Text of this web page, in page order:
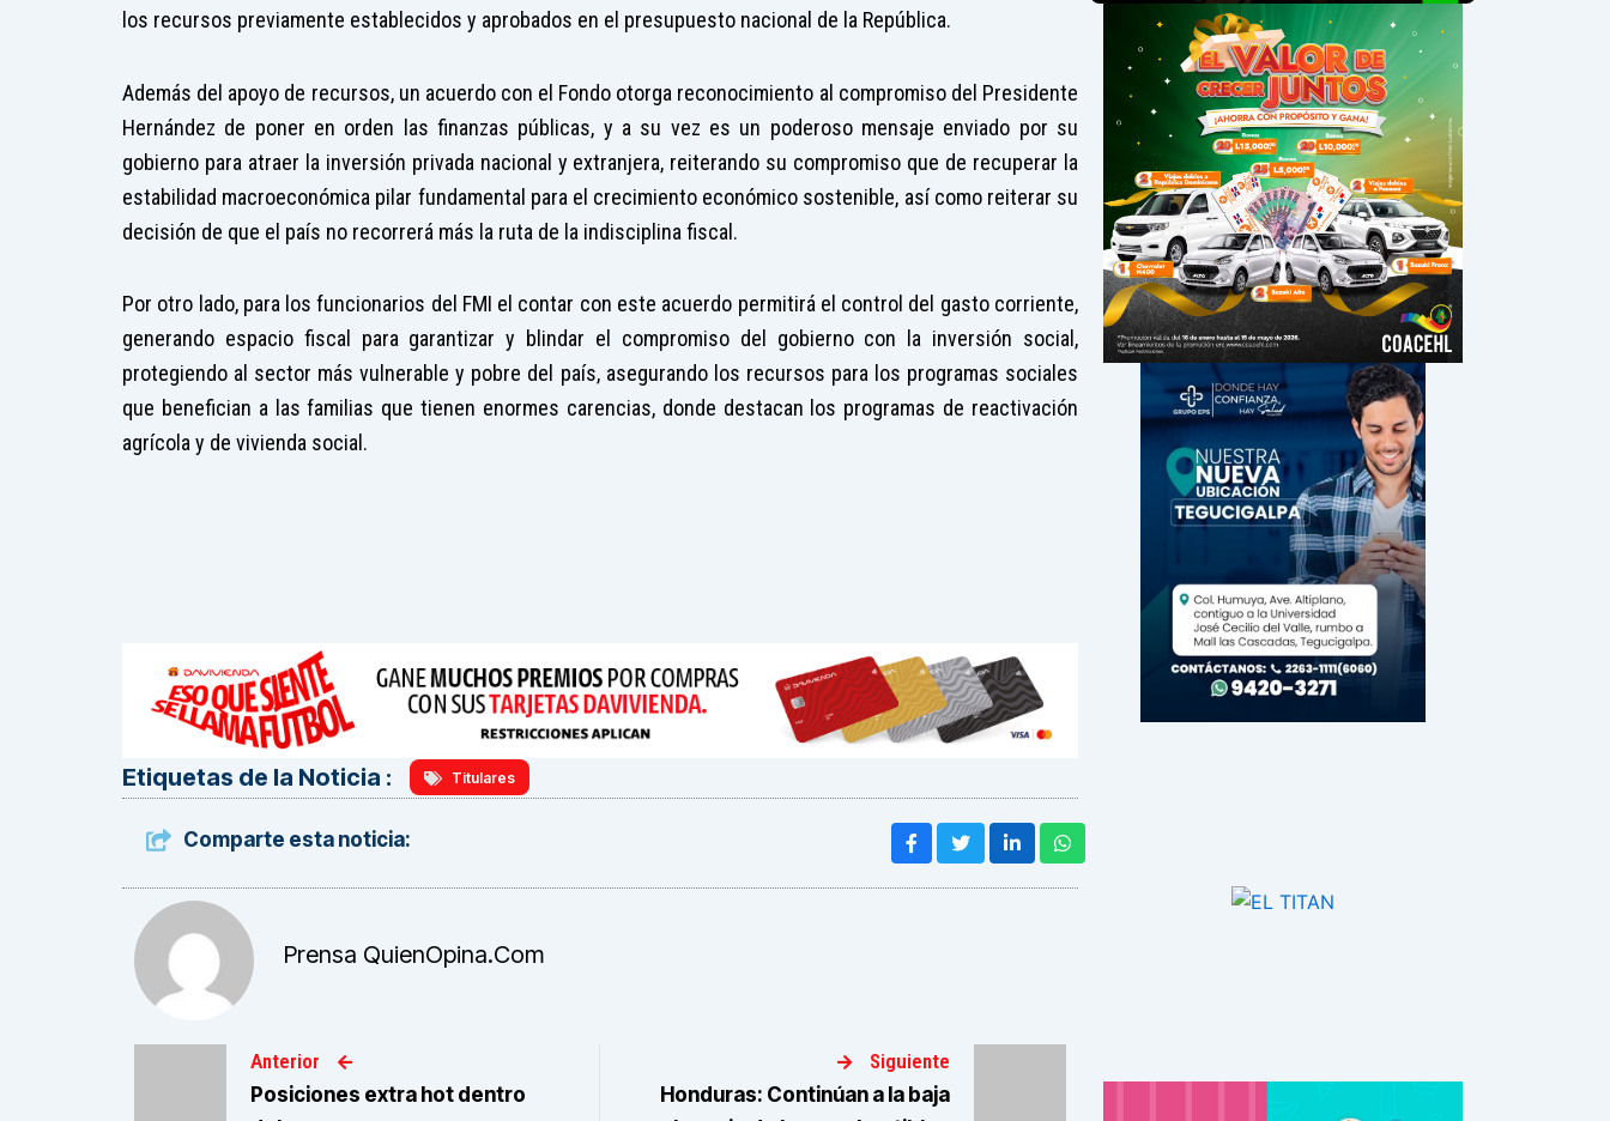
los recursos previamente establecidos y aprobados en el presupuesto nacional de la República.
Además del apoyo de recursos, un acuerdo con el Fondo otorga reconocimiento al compromiso del Presidente
Hernández de poner en orden las finanzas públicas, y a su vez es un poderoso mensaje enviado por su
gobierno para atraer la inversión privada nacional y extranjera, reiterando su compromiso que de recuperar la
estabilidad macroeconómica pilar fundamental para el crecimiento económico sostenible, así como reiterar su
decisión de que el país no recorrerá más la ruta de la indisciplina fiscal.
Por otro lado, para los funcionarios del FMI el contar con este acuerdo permitirá el control del gasto corriente,
generando espacio fiscal para garantizar y blindar el compromiso del gobierno con la inversión social,
protegiendo al sector más vulnerable y pobre del país, asegurando los recursos para los programas sociales
que benefician a las familias que tienen enormes carencias, donde destacan los programas de reactivación
agrícola y de vivienda social.
Etiquetas de la Noticia : Titulares
Comparte esta noticia:
Prensa QuienOpina.com
Anterior
Posiciones extra hot dentro
Siguiente
Honduras: Continúan a la baja